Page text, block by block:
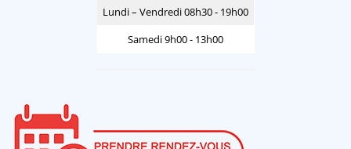
Lundi – Vendredi 08h30 - 19h00
Samedi 9h00 - 13h00